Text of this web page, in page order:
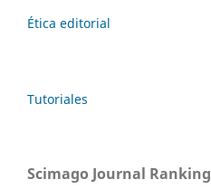
Ética editorial
Tutoriales
Scimago Journal Ranking